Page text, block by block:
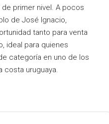
primer nivel. A pocos
de José Ignacio,
tanto para venta
ideal para quienes
categoría en uno de los
costa uruguaya.